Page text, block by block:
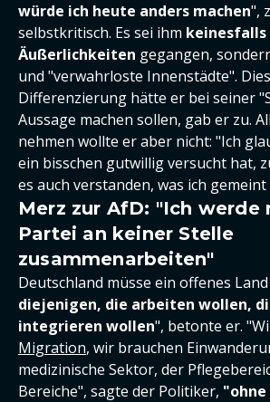
würde ich heute anders machen",
selbstkritisch. Es sei ihm keinesfalls
Äußerlichkeiten gegangen,
und "verwahrloste Innenstädte".
Differenzierung hätte er bei seiner
Aussage machen sollen, gab er zu.
nehmen wollte er aber nicht: "Ich
ein bisschen gutwillig versucht hat,
es auch verstanden, was ich gemeint
Merz zur AfD: "Ich werde
Partei an keiner Stelle
zusammenarbeiten"
Deutschland müsse ein offenes
diejenigen, die arbeiten wollen,
integrieren wollen", betonte er.
Migration, wir brauchen
medizinische Sektor, der
Bereiche", sagte der Politiker,